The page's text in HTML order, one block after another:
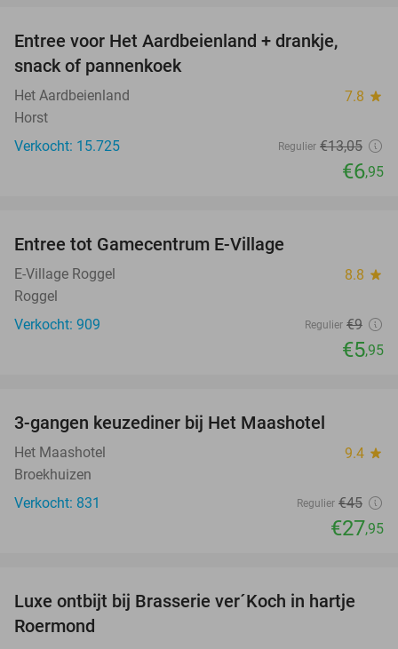
Entree voor Het Aardbeienland + drankje,
snack of pannenkoek
Het Aardbeienland 7.8 star
Horst
Verkocht: 15.725
Regulier €13,05
€6,95
Entree tot Gamecentrum E-Village
E-Village Roggel 8.8 star
Roggel
Verkocht: 909
Regulier €9
€5,95
3-gangen keuzediner bij Het Maashotel
Het Maashotel 9.4 star
Broekhuizen
Verkocht: 831
Regulier €45
€27,95
26%
Luxe ontbijt bij Brasserie ver´Koch in hartje
Roermond